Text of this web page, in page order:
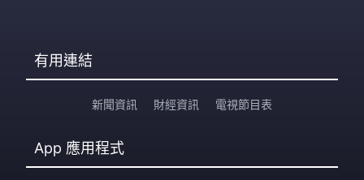
有用連結
新聞資訊 財經資訊 電視節目表
App 應用程式